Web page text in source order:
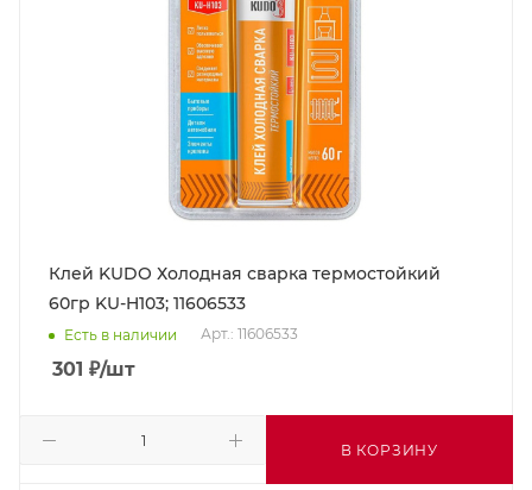
Клей KUDO Холодная сварка термостойкий
60гр KU-H103; 11606533
Есть в наличии Арт.: 11606533
301 ₽/шт
В КОРЗИНУ